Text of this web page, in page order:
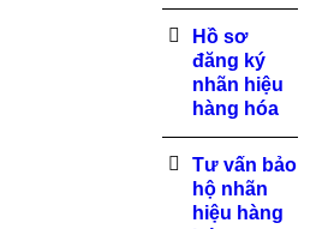
Hồ sơ
đăng ký
nhãn hiệu
hàng hóa
Tư vấn bảo
hộ nhãn
hiệu hàng